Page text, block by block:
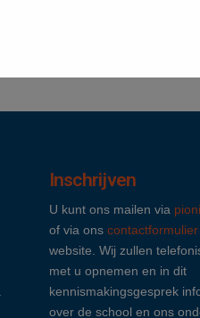
Inschrijven
U kunt ons mailen via
of via ons contactformulier
website. Wij zullen
met u opnemen en in dit
kennismakingsgesprek
over de school en ons